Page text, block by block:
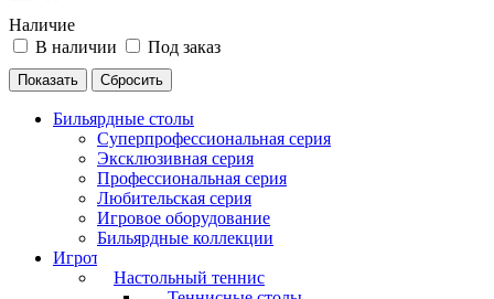
Наличие
В наличии
Под заказ
Бильярдные столы
Суперпрофессиональная серия
Эксклюзивная серия
Профессиональная серия
Любительская серия
Игровое оборудование
Бильярдные коллекции
Игротека
Настольный теннис